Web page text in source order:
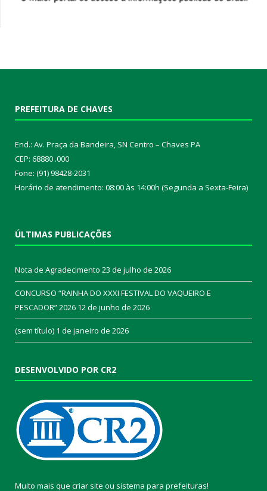
PREFEITURA DE CHAVES
End.: Av. Praça da Bandeira, SN Centro – Chaves PA
CEP: 68880 .000
Fone: (91) 98428-2031
Horário de atendimento: 08:00 às 14:00h (Segunda a Sexta-Feira)
ÚLTIMAS PUBLICAÇÕES
Nota de Agradecimento 23 de julho de 2026
CONCURSO “RAINHA DO XXXI FESTIVAL DO VAQUEIRO E
PESCADOR” 2026 12 de junho de 2026
(sem título) 1 de janeiro de 2026
DESENVOLVIDO POR CR2
Muito mais que criar site ou sistema para prefeituras!